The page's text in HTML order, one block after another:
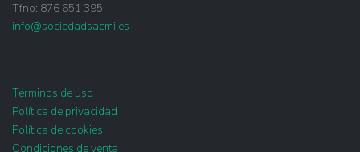
Tfno: 876 651 395
info@sociedadsacmi.es
Términos de uso
Política de privacidad
Política de cookies
Condiciones de venta